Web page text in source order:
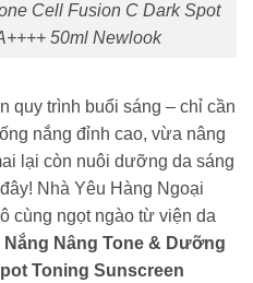
Cell Fusion C Dark Spot
50ml Newlook
quy trình buổi sáng – chỉ cần
nắng đỉnh cao, vừa nâng
lại còn nuôi dưỡng da sáng
Nhà Yêu Hàng Ngoại
cùng ngọt ngào từ viện da
Nắng Nâng Tone & Dưỡng
Toning Sunscreen